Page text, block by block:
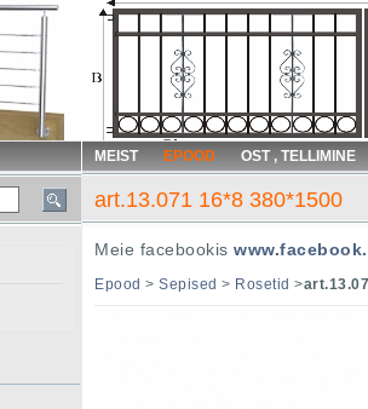
MEIST EPOOD OST , TELLIMINE
art.13.071 16*8 380*1500
Meie facebookis
Epood > Sepised > Rosetid >